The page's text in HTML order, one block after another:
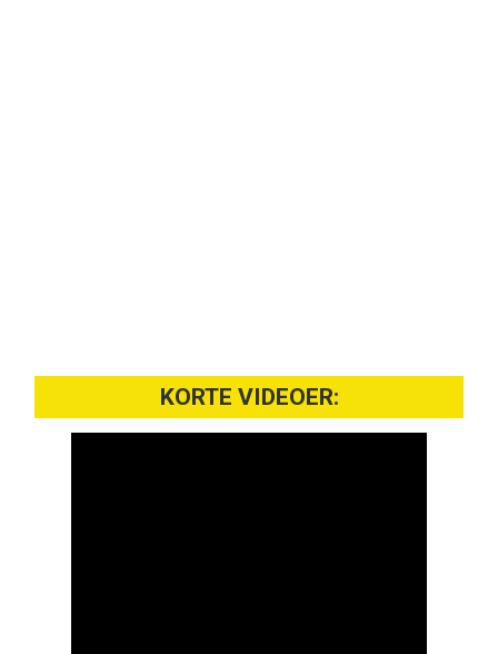
KORTE VIDEOER: